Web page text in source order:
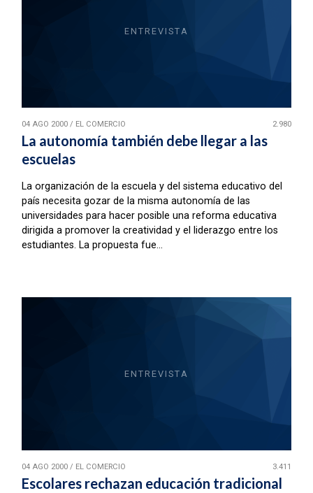
ENTREVISTA
04 AGO 2000/ EL COMERCIO 2.980
La autonomía también debe llegar a las
escuelas
La organización de la escuela y del sistema educativo del
país necesita gozar de la misma autonomía de las
universidades para hacer posible una reforma educativa
dirigida a promover la creatividad y el liderazgo entre los
estudiantes. La propuesta fue...
ENTREVISTA
04 AGO 2000/ EL COMERCIO 3.411
Escolares rechazan educación tradicional